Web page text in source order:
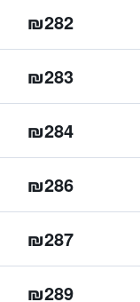
₪282
₪283
₪284
₪286
₪287
₪289